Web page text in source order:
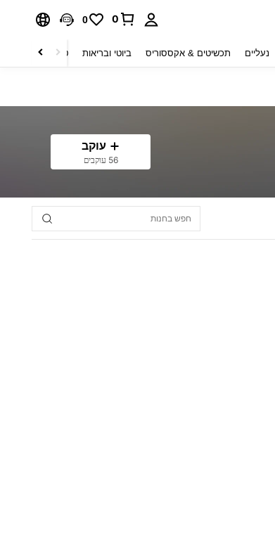
0
0
נעליים תכשיטים & אקססוריס ביוטי ובריאות טקסטיל לבית
עוקב
56 עוקבים